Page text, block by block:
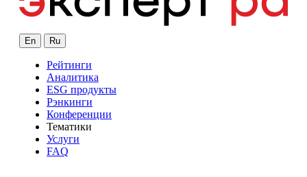
En Ru
Рейтинги
Аналитика
ESG продукты
Рэнкинги
Конференции
Тематики
Услуги
FAQ